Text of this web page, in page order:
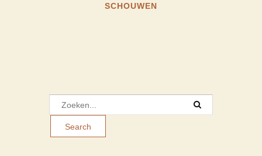
SCHOUWEN